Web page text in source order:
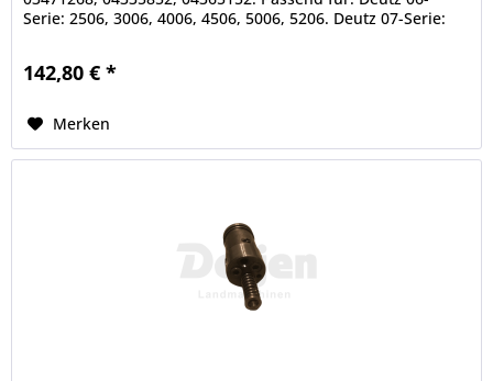
Serie: 2506, 3006, 4006, 4506, 5006, 5206. Deutz 07-Serie:
142,80 € *
Merken